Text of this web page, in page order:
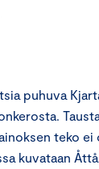
puhuva
teko ei
kuvataan